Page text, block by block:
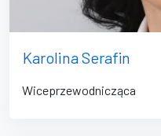
Karolina Serafin
Wiceprzewodnicząca